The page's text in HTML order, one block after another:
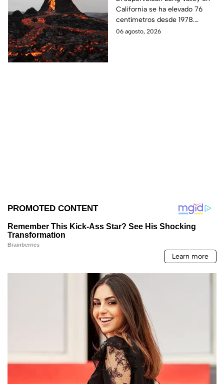
de la inusual elevación
de Long Valley
California se ha elevado 76
centímetros desde 1978.
Expertos monitorean su
06 agosto, 2026